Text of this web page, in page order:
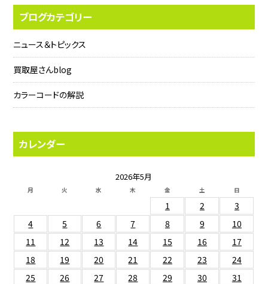
ブログカテゴリー
ニュース＆トピックス
買取屋さんblog
カラーコードの解説
カレンダー
2026年5月
月 火 水 木 金 土 日
1 2
3
4
5 6 7 8 9
10
11
12 13 14 15 16
17
18
19 20 21 22 23
24
25
26 27 28 29 30
31